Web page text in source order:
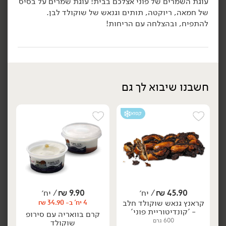
הוספה לסל
יח׳
הוספה לסל
יח׳
רוגעלך שוקולד חלבי -
'מרציפן'
300 גרם
12.30 ₪ ל-100 גרם
הוספה לסל
45.90
קראנץ חלבה - 'קונדיטוריית
פוני'
600 גרם
הוספה לסל
של חמאה, ריוקטה, תותים וגנאש של שוקולד לבן.
להתפיח, ובהצלחה עם הריחות!
חשבנו שיבוא לך גם
קפוא
45.90
₪/ יח׳
קראנץ גנאש שוקולד חלב
- 'קונדיטוריית פוני'
600 גרם
9.90
₪/ יח׳
4 יח' ב- 34.90 ₪
קרם בוואריה עם סירופ
שוקולד